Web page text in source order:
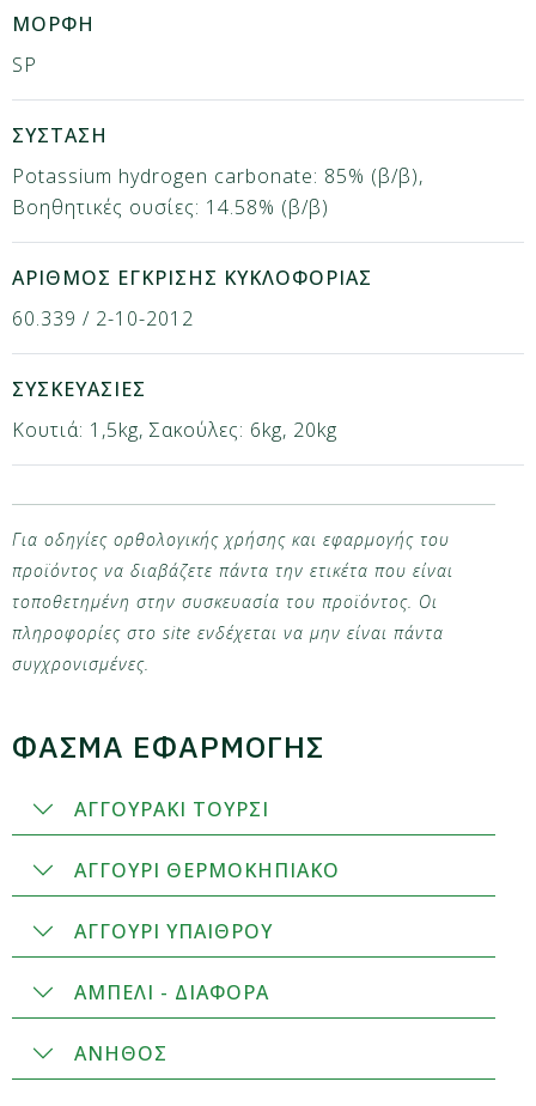
ΜΟΡΦΗ
SP
ΣΥΣΤΑΣΗ
Potassium hydrogen carbonate: 85% (β/β),
Βοηθητικές ουσίες: 14.58% (β/β)
ΑΡΙΘΜΟΣ ΕΓΚΡΙΣΗΣ ΚΥΚΛΟΦΟΡΙΑΣ
60.339 / 2-10-2012
ΣΥΣΚΕΥΑΣΙΕΣ
Κουτιά: 1,5kg, Σακούλες: 6kg, 20kg
Για οδηγίες ορθολογικής χρήσης και εφαρμογής του
προϊόντος να διαβάζετε πάντα την ετικέτα που είναι
τοποθετημένη στην συσκευασία του προϊόντος. Οι
πληροφορίες στο site ενδέχεται να μην είναι πάντα
συγχρονισμένες.
ΦΑΣΜΑ ΕΦΑΡΜΟΓΗΣ
ΑΓΓΟΥΡΑΚΙ ΤΟΥΡΣΙ
ΑΓΓΟΥΡΙ ΘΕΡΜΟΚΗΠΙΑΚΟ
ΑΓΓΟΥΡΙ ΥΠΑΙΘΡΟΥ
ΑΜΠΕΛΙ - ΔΙΑΦΟΡΑ
ΑΝΗΘΟΣ